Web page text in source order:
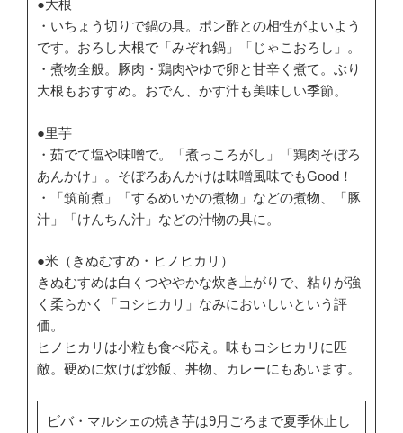
●大根
・いちょう切りで鍋の具。ポン酢との相性がよいよう
です。おろし大根で「みぞれ鍋」「じゃこおろし」。
・煮物全般。豚肉・鶏肉やゆで卵と甘辛く煮て。ぶり
大根もおすすめ。おでん、かす汁も美味しい季節。
●里芋
・茹でて塩や味噌で。「煮っころがし」「鶏肉そぼろ
あんかけ」。そぼろあんかけは味噌風味でもGood！
・「筑前煮」「するめいかの煮物」などの煮物、「豚
汁」「けんちん汁」などの汁物の具に。
●米（きぬむすめ・ヒノヒカリ）
きぬむすめは白くつややかな炊き上がりで、粘りが強
く柔らかく「コシヒカリ」なみにおいしいという評
価。
ヒノヒカリは小粒も食べ応え。味もコシヒカリに匹
敵。硬めに炊けば炒飯、丼物、カレーにもあいます。
ビバ・マルシェの焼き芋は9月ごろまで夏季休止し